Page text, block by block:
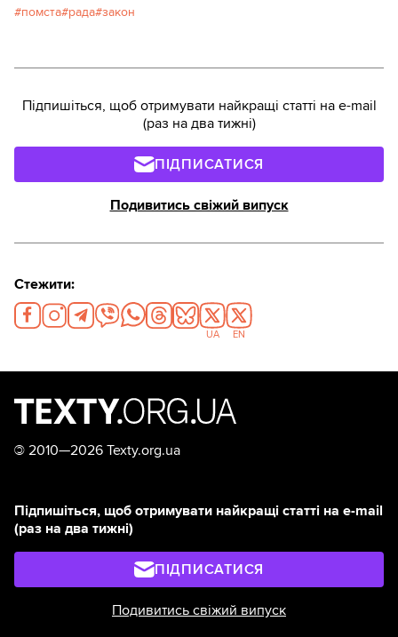
помста рада закон
Підпишіться, щоб отримувати найкращі статті на e-mail
(раз на два тижні)
ПІДПИСАТИСЯ
Подивитись свіжий випуск
Стежити:
UA EN
© 2010—2026 Texty.org.ua
Підпишіться, щоб отримувати найкращі статті на e-mail
(раз на два тижні)
ПІДПИСАТИСЯ
Подивитись свіжий випуск